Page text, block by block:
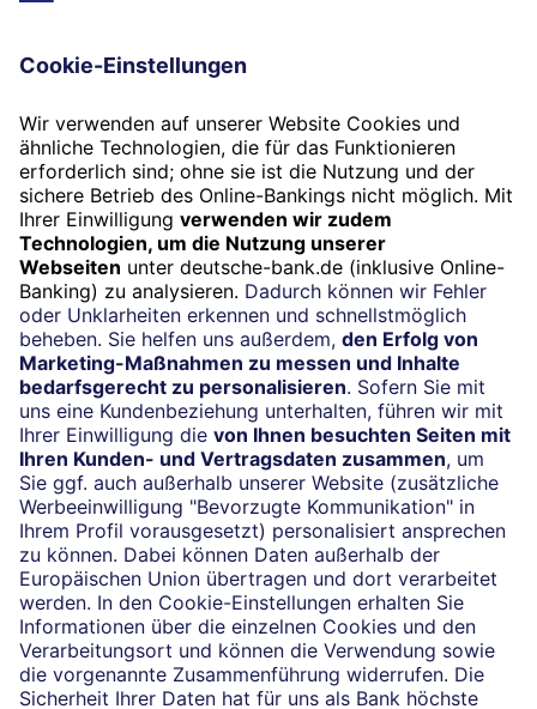
Folgen Sie uns
Widerruf
Vertrag widerrufen
Impressum
Konditionen und Preise
Rechtliche Hinweise
Datenschutz
Barrierefreiheit
Cookie-Einstellungen